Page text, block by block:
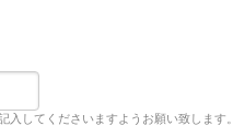
してくださいますようお願い致します。